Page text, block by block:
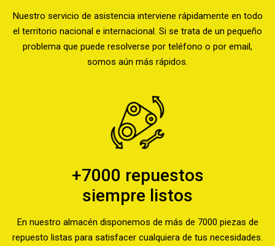
Nuestro servicio de asistencia interviene rápidamente en todo
el territorio nacional e internacional. Si se trata de un pequeño
problema que puede resolverse por teléfono o por email,
somos aún más rápidos.
+7000 repuestos
siempre listos
En nuestro almacén disponemos de más de 7000 piezas de
repuesto listas para satisfacer cualquiera de tus necesidades.